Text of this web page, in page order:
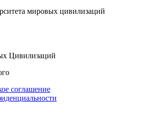
мировых цивилизаций
Цивилизаций
соглашение